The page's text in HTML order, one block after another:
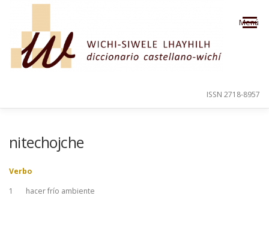
Saltar al contenido
Menú
ORDEN ALFABÉTICO
ISSN 2718-8957
nitechojche
Verbo
1
hacer frío ambiente